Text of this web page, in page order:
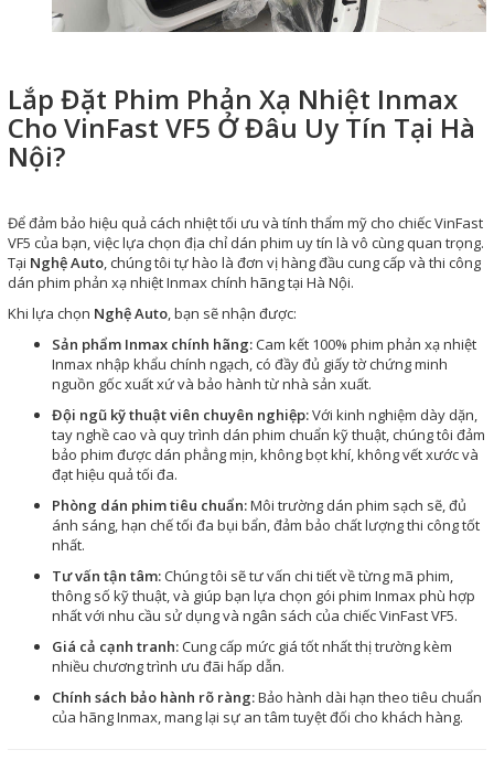
Lắp Đặt Phim Phản Xạ Nhiệt Inmax
Cho VinFast VF5 Ở Đâu Uy Tín Tại Hà
Nội?
Để đảm bảo hiệu quả cách nhiệt tối ưu và tính thẩm mỹ cho chiếc VinFast
VF5 của bạn, việc lựa chọn địa chỉ dán phim uy tín là vô cùng quan trọng.
Tại Nghệ Auto, chúng tôi tự hào là đơn vị hàng đầu cung cấp và thi công
dán phim phản xạ nhiệt Inmax chính hãng tại Hà Nội.
Khi lựa chọn Nghệ Auto, bạn sẽ nhận được:
Sản phẩm Inmax chính hãng:Cam kết 100% phim phản xạ nhiệt
Inmax nhập khẩu chính ngạch, có đầy đủ giấy tờ chứng minh
nguồn gốc xuất xứ và bảo hành từ nhà sản xuất.
Đội ngũ kỹ thuật viên chuyên nghiệp:Với kinh nghiệm dày dặn,
tay nghề cao và quy trình dán phim chuẩn kỹ thuật, chúng tôi đảm
bảo phim được dán phẳng mịn, không bọt khí, không vết xước và
đạt hiệu quả tối đa.
Phòng dán phim tiêu chuẩn:Môi trường dán phim sạch sẽ, đủ
ánh sáng, hạn chế tối đa bụi bẩn, đảm bảo chất lượng thi công tốt
nhất.
Tư vấn tận tâm:Chúng tôi sẽ tư vấn chi tiết về từng mã phim,
thông số kỹ thuật, và giúp bạn lựa chọn gói phim Inmax phù hợp
nhất với nhu cầu sử dụng và ngân sách của chiếc VinFast VF5.
Giá cả cạnh tranh:Cung cấp mức giá tốt nhất thị trường kèm
nhiều chương trình ưu đãi hấp dẫn.
Chính sách bảo hành rõ ràng:Bảo hành dài hạn theo tiêu chuẩn
của hãng Inmax, mang lại sự an tâm tuyệt đối cho khách hàng.